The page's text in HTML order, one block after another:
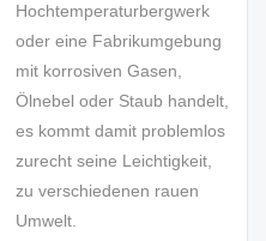
Hochtemperaturbergwerk
oder eine Fabrikumgebung
mit korrosiven Gasen,
Ölnebel oder Staub handelt,
es kommt damit problemlos
zurecht seine Leichtigkeit,
zu verschiedenen rauen
Umwelt.